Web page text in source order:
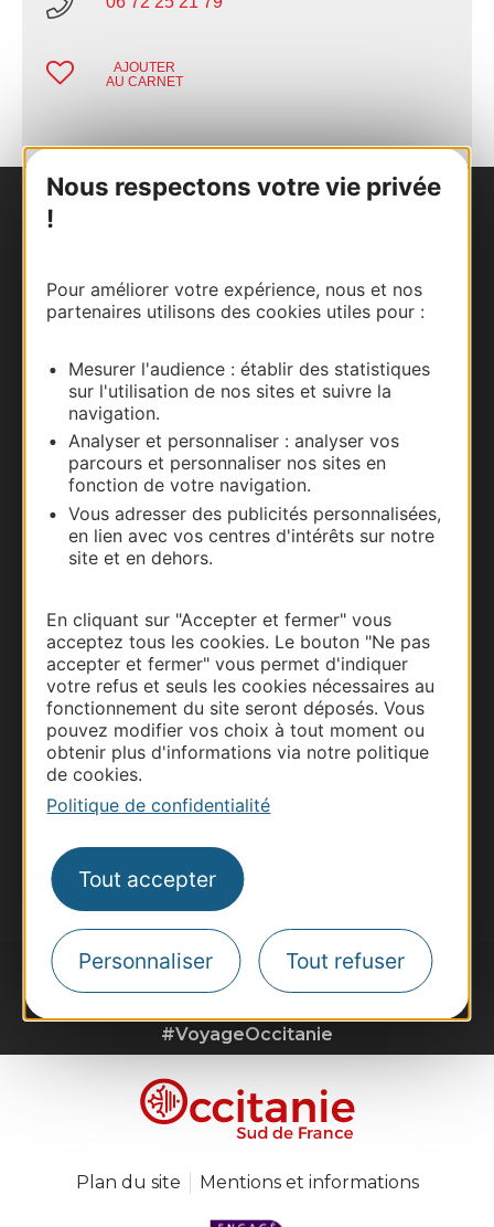
Nous respectons votre vie privée
!
Pour améliorer votre expérience, nous et nos
partenaires utilisons des cookies utiles pour :
Mesurer l'audience : établir des statistiques
sur l'utilisation de nos sites et suivre la
navigation.
Analyser et personnaliser : analyser vos
parcours et personnaliser nos sites en
fonction de votre navigation.
Vous adresser des publicités personnalisées,
en lien avec vos centres d'intérêts sur notre
site et en dehors.
En cliquant sur "Accepter et fermer" vous
acceptez tous les cookies. Le bouton "Ne pas
accepter et fermer" vous permet d'indiquer
votre refus et seuls les cookies nécessaires au
fonctionnement du site seront déposés. Vous
pouvez modifier vos choix à tout moment ou
obtenir plus d'informations via notre politique
de cookies.
Politique de confidentialité
Tout accepter
Personnaliser Tout refuser
AJOUTER
AU CARNET
Business/Mice
Pros d'Occitanie
Site presse et d'influence
Voyagistes
Destination Sport
Inscrivez-vous à la lettre d'information
Destination Occitanie pour recevoir des
Je m'abonne
#VoyageOccitanie
Plan du site Mentions et informations